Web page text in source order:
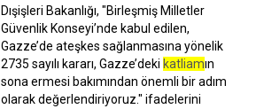
Dışişleri Bakanlığı, "Birleşmiş Milletler
Güvenlik Konseyi’nde kabul edilen,
Gazze’de ateşkes sağlanmasına yönelik
2735 sayılı kararı, Gazze’deki katliamın
sona ermesi bakımından önemli bir adım
olarak değerlendiriyoruz." ifadelerini